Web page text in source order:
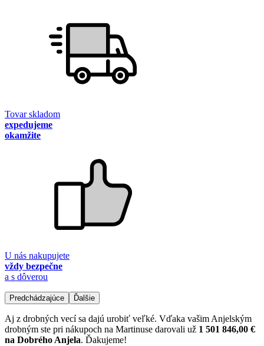
Tovar skladom
expedujeme
okamžite
U nás nakupujete
vždy bezpečne
a s dôverou
Predchádzajúce Ďalšie
Aj z drobných vecí sa dajú urobiť veľké. Vďaka vašim Anjelským
drobným ste pri nákupoch na Martinuse darovali už 1 501 846,00 €
na Dobrého Anjela. Ďakujeme!